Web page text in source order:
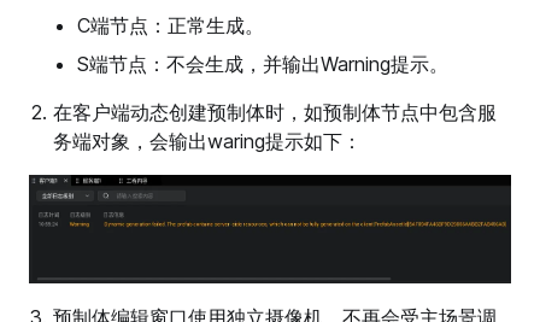
C端节点：正常生成。
S端节点：不会生成，并输出Warning提示。
在客户端动态创建预制体时，如预制体节点中包含服
务端对象，会输出waring提示如下：